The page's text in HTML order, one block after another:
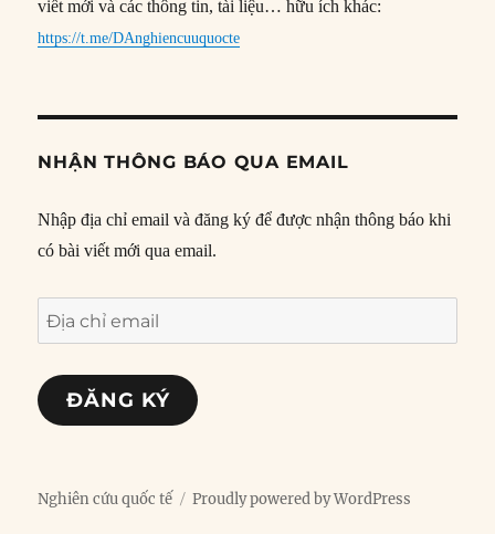
viết mới và các thông tin, tài liệu… hữu ích khác:
https://t.me/DAnghiencuuquocte
NHẬN THÔNG BÁO QUA EMAIL
Nhập địa chỉ email và đăng ký để được nhận thông báo khi
có bài viết mới qua email.
Địa
chỉ
email
ĐĂNG KÝ
Nghiên cứu quốc tế Proudly powered by WordPress